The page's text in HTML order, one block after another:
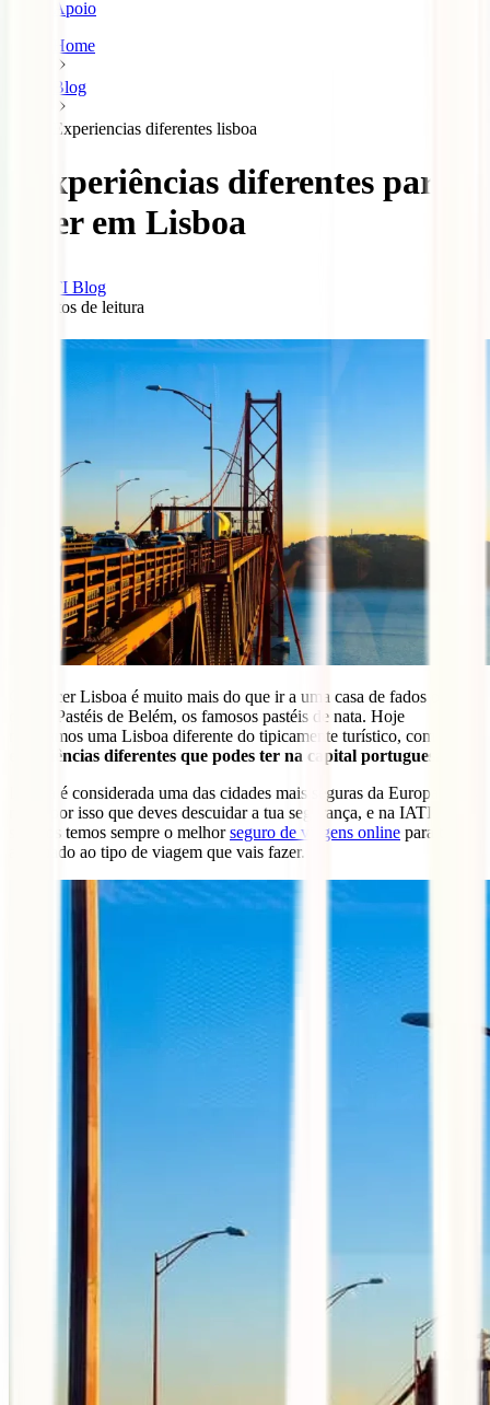
Apoio
Home
Blog
Experiencias diferentes lisboa
5 experiências diferentes para
viver em Lisboa
IATI Blog
minutos de leitura
Conhecer Lisboa é muito mais do que ir a uma casa de fados ou
comer Pastéis de Belém, os famosos pastéis de nata. Hoje
mostramos uma Lisboa diferente do tipicamente turístico, com
experiências diferentes que podes ter na capital portuguesa.
Lisboa é considerada uma das cidades mais seguras da Europa. Mas
não é por isso que deves descuidar a tua segurança, e na IATI
seguros temos sempre o melhorseguro de viagens online para ti. E
adequado ao tipo de viagem que vais fazer.